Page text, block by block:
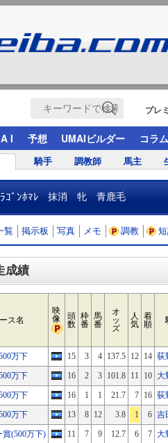
プレ
A I 予想 UMAIビルダー コラム
騎手 調教師 馬主
ｺﾞﾝﾎﾏﾚ 抹消 牝 青鹿毛
覧 掲示板 写真 メモ 調教
成績
ス名
映
像
頭
数
枠
番
馬
番
オ
ッ
ズ
人
気
着
順
万下 15 3 4 137.5 12 14 荻
万下 16 2 3 101.8 11 10 大
万下 16 1 1 21.7 7 16 荻
万下 13 8 12 3.8 1 6 吉
賞(500万下) 11 7 9 12.7 6 7 大